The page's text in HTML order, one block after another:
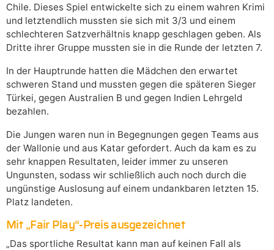
Chile. Dieses Spiel entwickelte sich zu einem wahren Krimi
und letztendlich mussten sie sich mit 3/3 und einem
schlechteren Satzverhältnis knapp geschlagen geben. Als
Dritte ihrer Gruppe mussten sie in die Runde der letzten 7.
In der Hauptrunde hatten die Mädchen den erwartet
schweren Stand und mussten gegen die späteren Sieger
Türkei, gegen Australien B und gegen Indien Lehrgeld
bezahlen.
Die Jungen waren nun in Begegnungen gegen Teams aus
der Wallonie und aus Katar gefordert. Auch da kam es zu
sehr knappen Resultaten, leider immer zu unseren
Ungunsten, sodass wir schließlich auch noch durch die
ungünstige Auslosung auf einem undankbaren letzten 15.
Platz landeten.
Mit „Fair Play“-Preis ausgezeichnet
„Das sportliche Resultat kann man auf keinen Fall als